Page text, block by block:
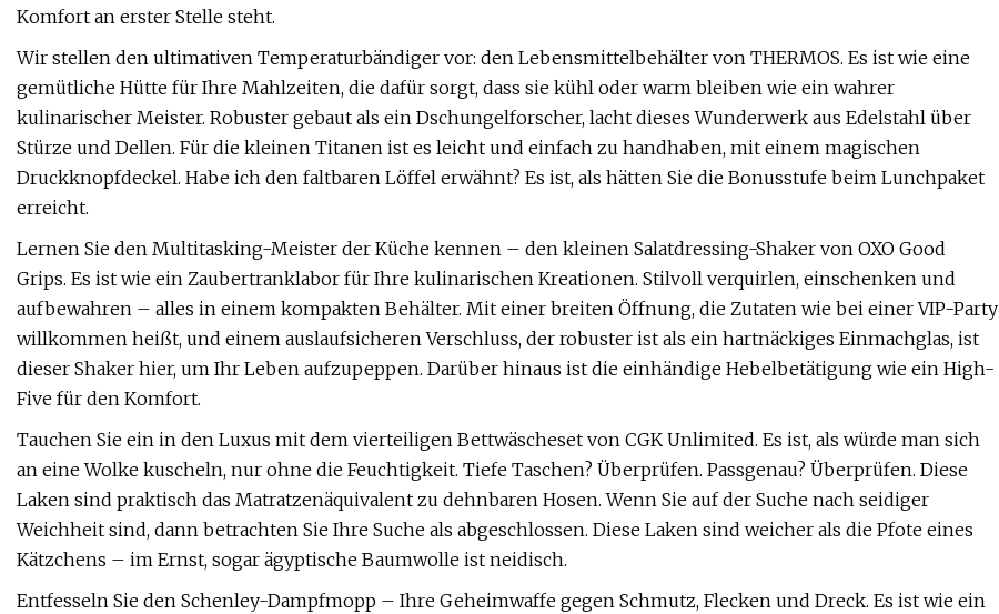
Komfort an erster Stelle steht.
Wir stellen den ultimativen Temperaturbändiger vor: den Lebensmittelbehälter von THERMOS. Es ist wie eine
gemütliche Hütte für Ihre Mahlzeiten, die dafür sorgt, dass sie kühl oder warm bleiben wie ein wahrer
kulinarischer Meister. Robuster gebaut als ein Dschungelforscher, lacht dieses Wunderwerk aus Edelstahl über
Stürze und Dellen. Für die kleinen Titanen ist es leicht und einfach zu handhaben, mit einem magischen
Druckknopfdeckel. Habe ich den faltbaren Löffel erwähnt? Es ist, als hätten Sie die Bonusstufe beim Lunchpaket
erreicht.
Lernen Sie den Multitasking-Meister der Küche kennen – den kleinen Salatdressing-Shaker von OXO Good
Grips. Es ist wie ein Zaubertranklabor für Ihre kulinarischen Kreationen. Stilvoll verquirlen, einschenken und
aufbewahren – alles in einem kompakten Behälter. Mit einer breiten Öffnung, die Zutaten wie bei einer VIP-Party
willkommen heißt, und einem auslaufsicheren Verschluss, der robuster ist als ein hartnäckiges Einmachglas, ist
dieser Shaker hier, um Ihr Leben aufzupeppen. Darüber hinaus ist die einhändige Hebelbetätigung wie ein High-
Five für den Komfort.
Tauchen Sie ein in den Luxus mit dem vierteiligen Bettwäscheset von CGK Unlimited. Es ist, als würde man sich
an eine Wolke kuscheln, nur ohne die Feuchtigkeit. Tiefe Taschen? Überprüfen. Passgenau? Überprüfen. Diese
Laken sind praktisch das Matratzenäquivalent zu dehnbaren Hosen. Wenn Sie auf der Suche nach seidiger
Weichheit sind, dann betrachten Sie Ihre Suche als abgeschlossen. Diese Laken sind weicher als die Pfote eines
Kätzchens – im Ernst, sogar ägyptische Baumwolle ist neidisch.
Entfesseln Sie den Schenley-Dampfmopp – Ihre Geheimwaffe gegen Schmutz, Flecken und Dreck. Es ist wie ein